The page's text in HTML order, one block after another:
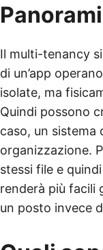
Il multi-tenancy
di un’app
isolate, ma
Quindi possono
caso, un sistema
organizzazione.
stessi file e
renderà più facili
un posto invece